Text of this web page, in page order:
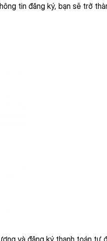
tin đăng ký, bạn sẽ trở
và đăng ký thanh toán